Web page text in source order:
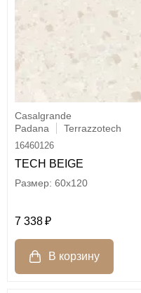
Casalgrande
Padana
Terrazzotech
16460126
TECH BEIGE
60x120
7 338